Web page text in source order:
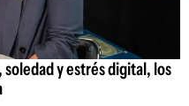
y estrés digital, los